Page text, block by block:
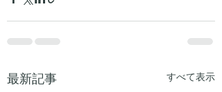
最新記事 すべて表示